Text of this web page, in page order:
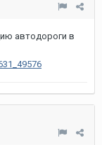
автодороги в